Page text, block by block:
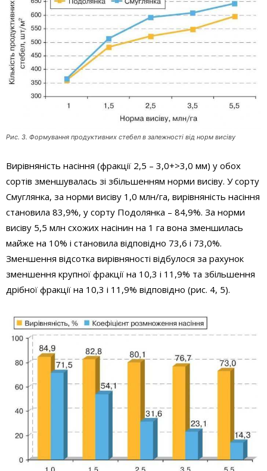
Рис. 3. Формування продуктивних стебел в залежності від норм висіву
Вирівняність насіння (фракції 2,5 – 3,0+>3,0 мм) у обох
сортів зменшувалась зі збільшенням норми висіву. У сорту
Смуглянка, за норми висіву 1,0 млн/га, вирівняність насіння
становила 83,9%, у сорту Подолянка – 84,9%. За норми
висіву 5,5 млн схожих насінин на 1 га вона зменшилась
майже на 10% і становила відповідно 73,6 і 73,0%.
Зменшення відсотка вирівняності відбулося за рахунок
зменшення крупної фракції на 10,3 і 11,9% та збільшення
дрібної фракції на 10,3 і 11,9% відповідно (рис. 4, 5).